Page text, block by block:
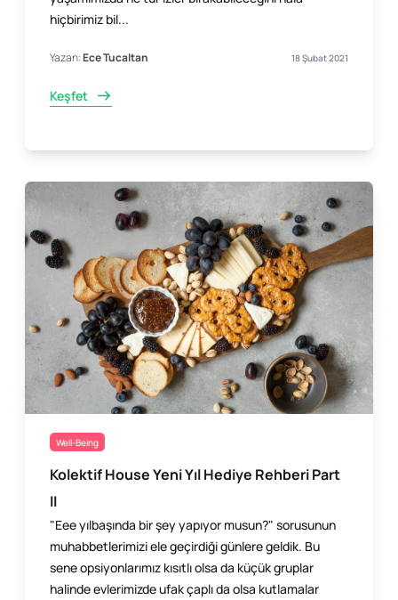
hiçbirimiz bil...
Yazan:Ece Tucaltan 18 Şubat 2021
Keşfet
Well-Being
Kolektif House Yeni Yıl Hediye Rehberi Part
II
"Eee yılbaşında bir şey yapıyor musun?" sorusunun
muhabbetlerimizi ele geçirdiği günlere geldik. Bu
sene opsiyonlarımız kısıtlı olsa da küçük gruplar
halinde evlerimizde ufak çaplı da olsa kutlamalar